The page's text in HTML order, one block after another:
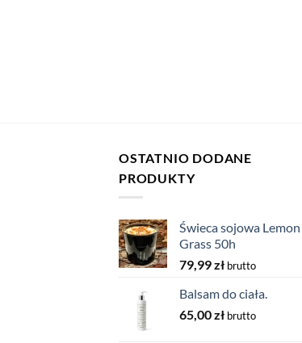
OSTATNIO DODANE
PRODUKTY
Świeca sojowa Lemon
Grass 50h
79,99zł brutto
Balsam do ciała.
65,00zł brutto